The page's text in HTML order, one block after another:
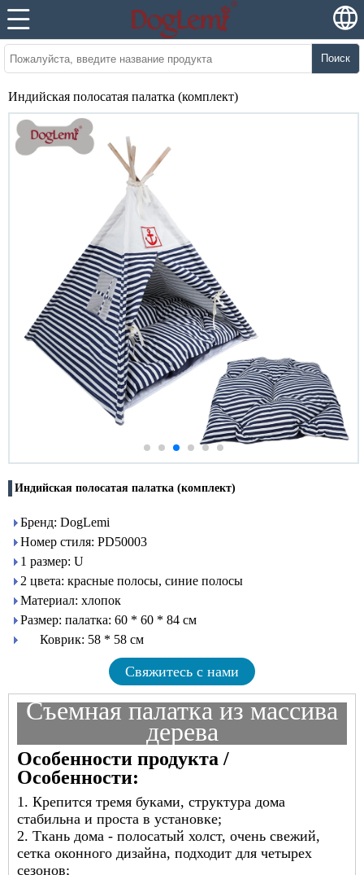
Поиск
Индийская полосатая палатка (комплект)
Индийская полосатая палатка (комплект)
Бренд: DogLemi
Номер стиля: PD50003
1 размер: U
2 цвета: красные полосы, синие полосы
Материал: хлопок
Размер: палатка: 60 ​​* 60 * 84 см
Коврик: 58 * 58 см
Свяжитесь с нами
Съемная палатка из массива
дерева
Особенности продукта /
Особенности:
1. Крепится тремя буками, структура дома
стабильна и проста в установке;
2. Ткань дома - полосатый холст, очень свежий,
сетка оконного дизайна, подходит для четырех
сезонов;